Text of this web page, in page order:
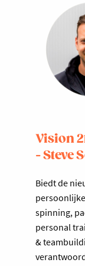
Vision
- Steve
Biedt de
spinning,
personal
&